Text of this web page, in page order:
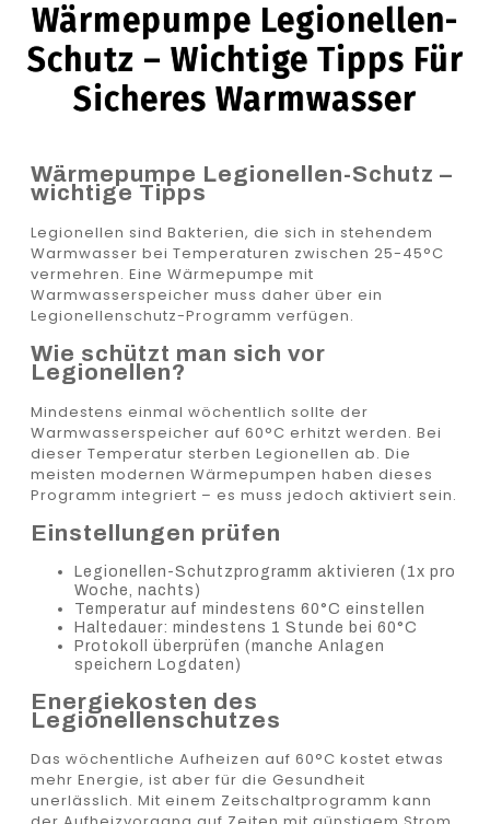
Wärmepumpe Legionellen-
Schutz – Wichtige Tipps Für
Sicheres Warmwasser
Wärmepumpe Legionellen-Schutz –
wichtige Tipps
Legionellen sind Bakterien, die sich in stehendem
Warmwasser bei Temperaturen zwischen 25-45°C
vermehren. Eine Wärmepumpe mit
Warmwasserspeicher muss daher über ein
Legionellenschutz-Programm verfügen.
Wie schützt man sich vor
Legionellen?
Mindestens einmal wöchentlich sollte der
Warmwasserspeicher auf 60°C erhitzt werden. Bei
dieser Temperatur sterben Legionellen ab. Die
meisten modernen Wärmepumpen haben dieses
Programm integriert – es muss jedoch aktiviert sein.
Einstellungen prüfen
Legionellen-Schutzprogramm aktivieren (1x pro
Woche, nachts)
Temperatur auf mindestens 60°C einstellen
Haltedauer: mindestens 1 Stunde bei 60°C
Protokoll überprüfen (manche Anlagen
speichern Logdaten)
Energiekosten des
Legionellenschutzes
Das wöchentliche Aufheizen auf 60°C kostet etwas
mehr Energie, ist aber für die Gesundheit
unerlässlich. Mit einem Zeitschaltprogramm kann